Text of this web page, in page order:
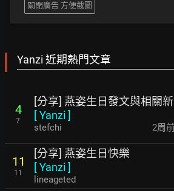
關閉廣告 方便截圖
Yanzi 近期熱門文章
4
7
[分享] 燕姿生日發文與相關
[Yanzi ]
stefchi 2周
11
11
[分享] 燕姿生日快樂
[Yanzi ]
lineageted